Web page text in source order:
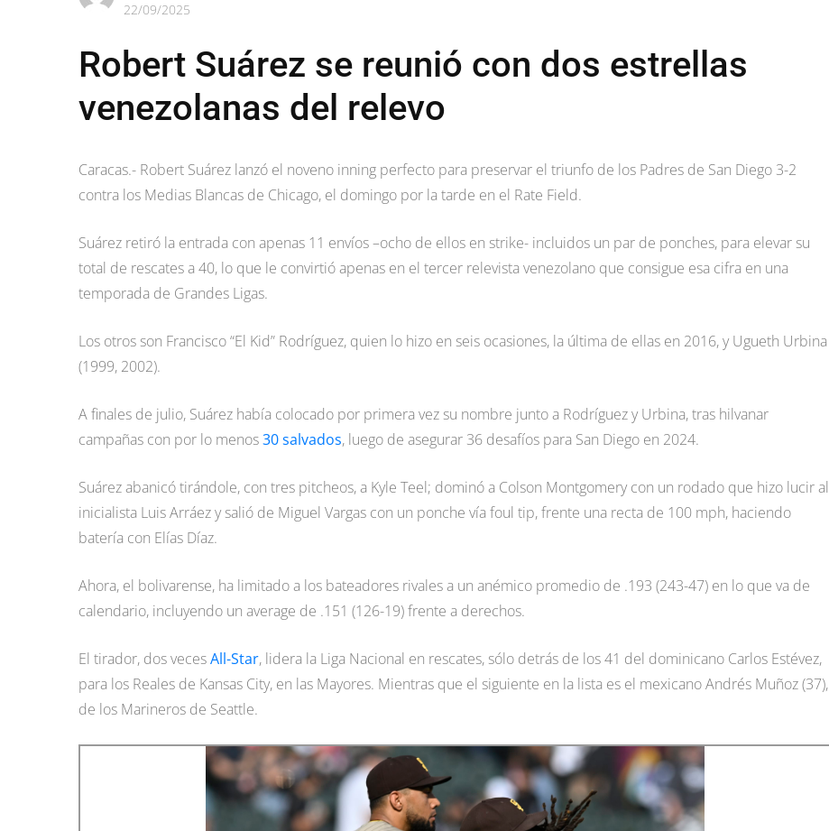
22/09/2025
Robert Suárez se reunió con dos estrellas
venezolanas del relevo
Caracas.- Robert Suárez lanzó el noveno inning perfecto para preservar el triunfo de los Padres de San Diego 3-2
contra los Medias Blancas de Chicago, el domingo por la tarde en el Rate Field.
Suárez retiró la entrada con apenas 11 envíos –ocho de ellos en strike- incluidos un par de ponches, para elevar su
total de rescates a 40, lo que le convirtió apenas en el tercer relevista venezolano que consigue esa cifra en una
temporada de Grandes Ligas.
Los otros son Francisco “El Kid” Rodríguez, quien lo hizo en seis ocasiones, la última de ellas en 2016, y Ugueth Urbina
(1999, 2002).
A finales de julio, Suárez había colocado por primera vez su nombre junto a Rodríguez y Urbina, tras hilvanar
campañas con por lo menos30 salvados, luego de asegurar 36 desafíos para San Diego en 2024.
Suárez abanicó tirándole, con tres pitcheos, a Kyle Teel; dominó a Colson Montgomery con un rodado que hizo lucir al
inicialista Luis Arráez y salió de Miguel Vargas con un ponche vía foul tip, frente una recta de 100 mph, haciendo
batería con Elías Díaz.
Ahora, el bolivarense, ha limitado a los bateadores rivales a un anémico promedio de .193 (243-47) en lo que va de
calendario, incluyendo un average de .151 (126-19) frente a derechos.
El tirador, dos vecesAll-Star, lidera la Liga Nacional en rescates, sólo detrás de los 41 del dominicano Carlos Estévez,
para los Reales de Kansas City, en las Mayores. Mientras que el siguiente en la lista es el mexicano Andrés Muñoz (37),
de los Marineros de Seattle.